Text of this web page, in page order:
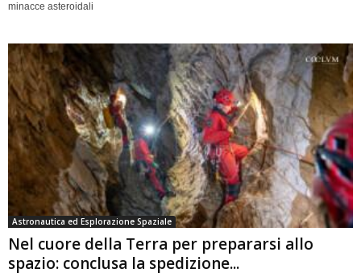
minacce asteroidali
Astronautica ed Esplorazione Spaziale
Nel cuore della Terra per prepararsi allo
spazio: conclusa la spedizione...